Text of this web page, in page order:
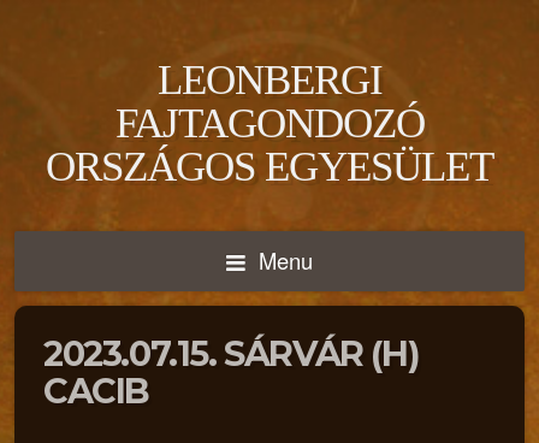
LEONBERGI
FAJTAGONDOZÓ
ORSZÁGOS EGYESÜLET
Menu
2023.07.15. SÁRVÁR (H)
CACIB